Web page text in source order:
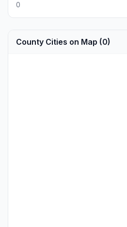
0
County Cities on Map (0)